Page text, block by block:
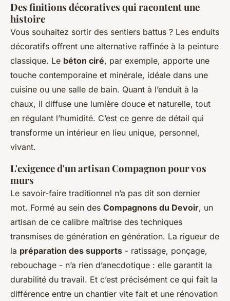
Des finitions décoratives qui racontent une
histoire
Vous souhaitez sortir des sentiers battus ? Les enduits
décoratifs offrent une alternative raffinée à la peinture
classique. Le béton ciré, par exemple, apporte une
touche contemporaine et minérale, idéale dans une
cuisine ou une salle de bain. Quant à l’enduit à la
chaux, il diffuse une lumière douce et naturelle, tout
en régulant l’humidité. C’est ce genre de détail qui
transforme un intérieur en lieu unique, personnel,
vivant.
L'exigence d'un artisan Compagnon pour vos
murs
Le savoir-faire traditionnel n’a pas dit son dernier
mot. Formé au sein des Compagnons du Devoir, un
artisan de ce calibre maîtrise des techniques
transmises de génération en génération. La rigueur de
la préparation des supports - ratissage, ponçage,
rebouchage - n’a rien d’anecdotique : elle garantit la
durabilité du travail. Et c’est précisément ce qui fait la
différence entre un chantier vite fait et une rénovation